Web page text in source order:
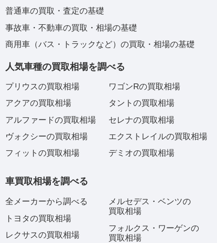
普通車の買取・査定の基礎
事故車・不動車の買取・相場の基礎
商用車（バス・トラックなど）の買取・相場の基礎
人気車種の買取相場を調べる
プリウスの買取相場
アクアの買取相場
アルファードの買取相場
ヴォクシーの買取相場
フィットの買取相場
ワゴンRの買取相場
タントの買取相場
セレナの買取相場
エクストレイルの買取相場
デミオの買取相場
車買取相場を調べる
全メーカーから調べる
トヨタの買取相場
レクサスの買取相場
メルセデス・ベンツの
買取相場
フォルクス・ワーゲンの
買取相場